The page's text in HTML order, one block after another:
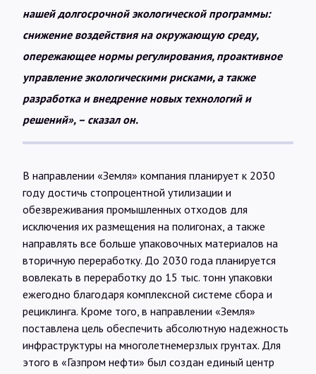
нашей долгосрочной экологической программы:
снижение воздействия на окружающую среду,
опережающее нормы регулирования, проактивное
управление экологическими рисками, а также
разработка и внедрение новых технологий и
решений», – сказал он.
В направлении «Земля» компания планирует к 2030
году достичь стопроцентной утилизации и
обезвреживания промышленных отходов для
исключения их размещения на полигонах, а также
направлять все больше упаковочных материалов на
вторичную переработку. До 2030 года планируется
вовлекать в переработку до 15 тыс. тонн упаковки
ежегодно благодаря комплексной системе сбора и
рециклинга. Кроме того, в направлении «Земля»
поставлена цель обеспечить абсолютную надежность
инфраструктуры на многолетнемерзлых грунтах. Для
этого в «Газпром нефти» был создан единый центр